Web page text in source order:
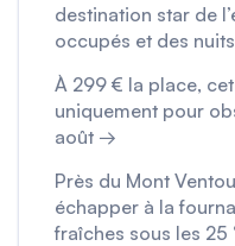
destination star de
occupés et des
À 299 € la place,
uniquement pour
août →
Près du Mont
échapper à la
fraîches sous les